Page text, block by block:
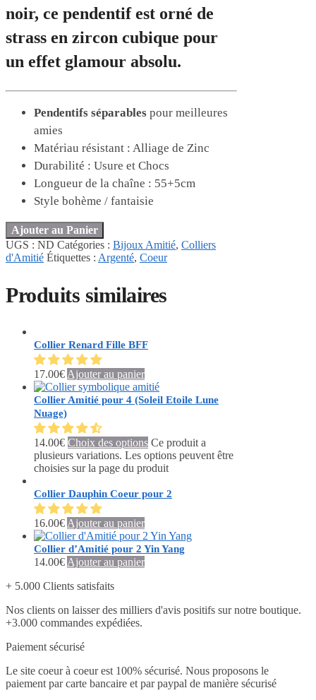
noir, ce pendentif est orné de
strass en zircon cubique pour
un effet glamour absolu.
Pendentifs séparables pour meilleures
amies
Matériau résistant : Alliage de Zinc
Durabilité : Usure et Chocs
Longueur de la chaîne : 55+5cm
Style bohème / fantaisie
Ajouter au Panier
UGS : ND Catégories : Bijoux Amitié, Colliers
d'Amitié Étiquettes : Argenté, Coeur
Produits similaires
Collier Renard Fille BFF
17.00€ Ajouter au panier
Collier Amitié pour 4 (Soleil Etoile Lune
Nuage)
14.00€ Choix des options Ce produit a
plusieurs variations. Les options peuvent être
choisies sur la page du produit
Collier Dauphin Coeur pour 2
16.00€ Ajouter au panier
Collier d’Amitié pour 2 Yin Yang
14.00€ Ajouter au panier
+ 5.000 Clients satisfaits
Nos clients on laisser des milliers d'avis positifs sur notre boutique.
+3.000 commandes expédiées.
Paiement sécurisé
Le site coeur à coeur est 100% sécurisé. Nous proposons le
paiement par carte bancaire et par paypal de manière sécurisé